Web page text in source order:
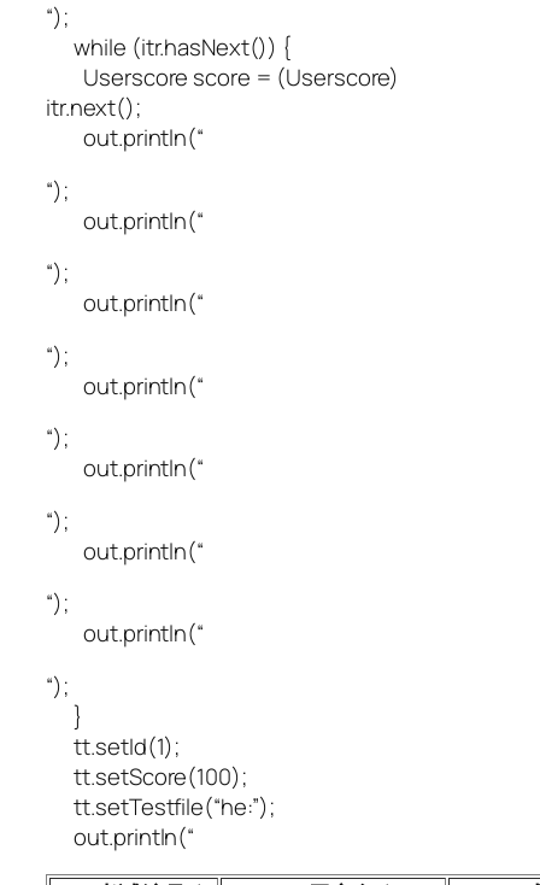
“);
while (itr.hasNext()) {
Userscore score = (Userscore)
itr.next();
out.println(“
“);
out.println(“
“);
out.println(“
“);
out.println(“
“);
out.println(“
“);
out.println(“
“);
out.println(“
“);
}
tt.setId(1);
tt.setScore(100);
tt.setTestfile(“he:”);
out.println(“